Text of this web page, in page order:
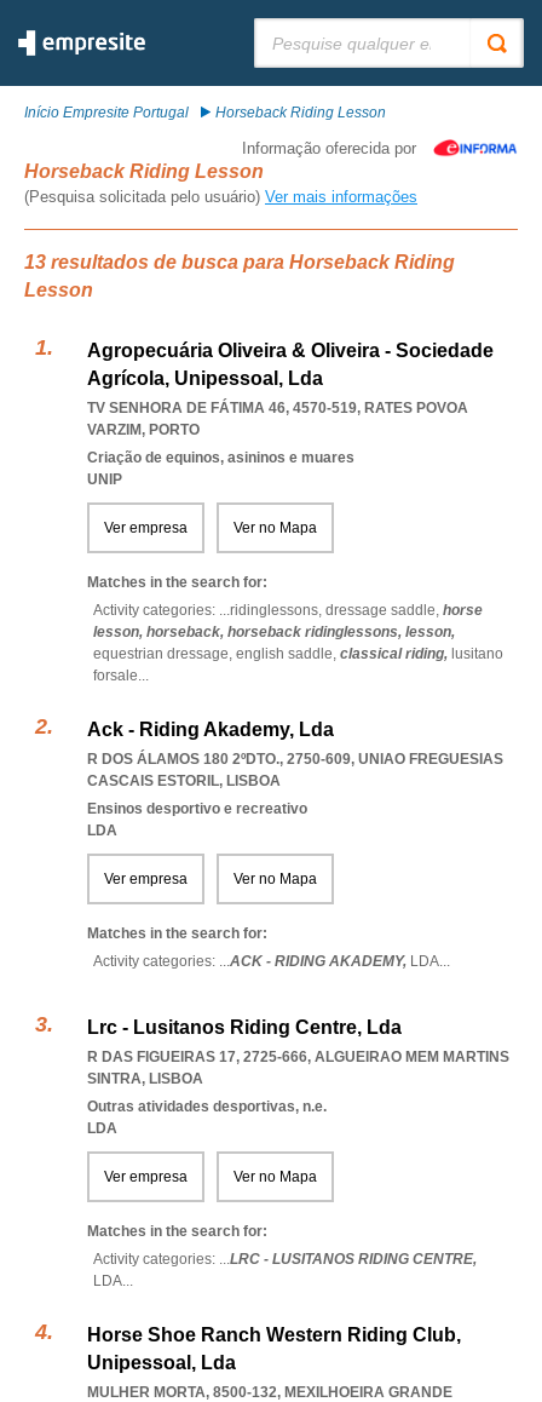
Início Empresite Portugal Horseback Riding Lesson
Informação oferecida por
Horseback Riding Lesson
(Pesquisa solicitada pelo usuário) Ver mais informações
13 resultados de busca para Horseback Riding
Lesson
Agropecuária Oliveira & Oliveira - Sociedade
Agrícola, Unipessoal, Lda
TV SENHORA DE FÁTIMA 46, 4570-519, RATES POVOA
VARZIM, PORTO
Criação de equinos, asininos e muares
UNIP
Ver empresa Ver no Mapa
Matches in the search for:
Activity categories: ...ridinglessons, dressage saddle, horse
lesson, horseback, horseback ridinglessons, lesson,
equestrian dressage, english saddle, classical riding, lusitano
forsale...
Ack - Riding Akademy, Lda
R DOS ÁLAMOS 180 2ºDTO., 2750-609, UNIAO FREGUESIAS
CASCAIS ESTORIL, LISBOA
Ensinos desportivo e recreativo
LDA
Ver empresa Ver no Mapa
Matches in the search for:
Activity categories: ...ACK - RIDING AKADEMY, LDA...
Lrc - Lusitanos Riding Centre, Lda
R DAS FIGUEIRAS 17, 2725-666, ALGUEIRAO MEM MARTINS
SINTRA, LISBOA
Outras atividades desportivas, n.e.
LDA
Ver empresa Ver no Mapa
Matches in the search for:
Activity categories: ...LRC - LUSITANOS RIDING CENTRE,
LDA...
Horse Shoe Ranch Western Riding Club,
Unipessoal, Lda
MULHER MORTA, 8500-132, MEXILHOEIRA GRANDE